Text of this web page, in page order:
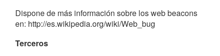
Dispone de más información sobre los web beacons
en: http://es.wikipedia.org/wiki/Web_bug
Terceros